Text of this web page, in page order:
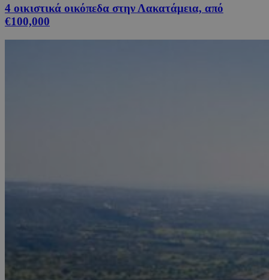
4 οικιστικά οικόπεδα στην Λακατάμεια, από
€100,000